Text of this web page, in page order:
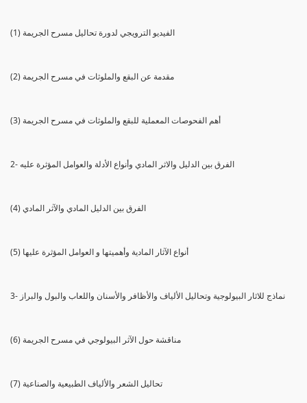
(1) الفيديو الترويجي لدورة تحاليل مسرح الجريمة
(2) مقدمة عن البقع والملوثات في مسرح الجريمة
(3) أهم الفحوصات المعملية للبقع والملوثات في مسرح الجريمة
2- الفرق بين الدليل والاثر المادي وأنواع الأدلة والعوامل المؤثرة عليه
(4) الفرق بين الدليل المادي والآثر المادي
(5) أنواع الآثار المادية وأهميتها و العوامل المؤثرة عليها
3- نماذج للاثار البيولوجية وتحاليل الألياف والأظافر والأسنان واللعاب والبول والبراز
(6) مناقشة حول الآثر البيولوجي في مسرح الجريمة
(7) تحاليل الشعر والألياف الطبيعية والصناعية